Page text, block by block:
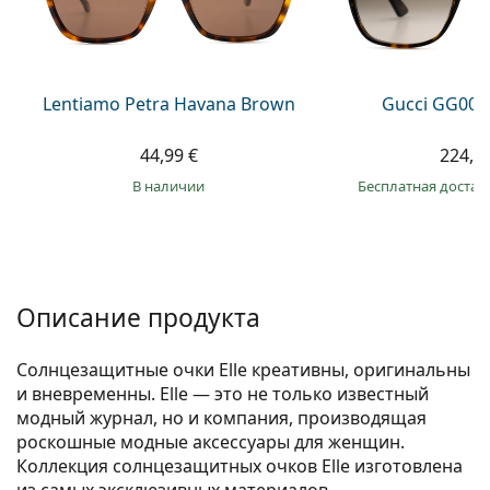
Persol
Все бренды
Lentiamo Petra Havana Brown
44,99 €
в наличии
Gucci
Бесплатная
Описание продукта
Солнцезащитные очки Elle креативны, оригинальны
и вневременны. Elle — это не только известный
модный журнал, но и компания, производящая
роскошные модные аксессуары для женщин.
Коллекция солнцезащитных очков Elle изготовлена